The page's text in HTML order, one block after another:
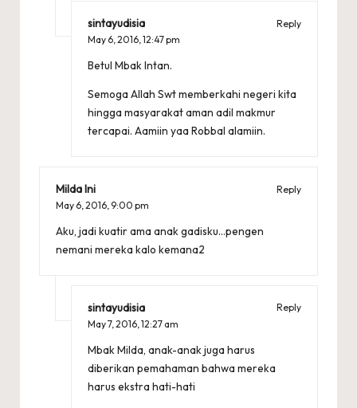
sintayudisia
Reply
May 6, 2016,12:47 pm
Betul Mbak Intan.
Semoga Allah Swt memberkahi negeri kita
hingga masyarakat aman adil makmur
tercapai. Aamiin yaa Robbal alamiin.
Milda Ini
Reply
May 6, 2016, 9:00 pm
Aku, jadi kuatir ama anak gadisku…pengen
nemani mereka kalo kemana2
sintayudisia
Reply
May 7, 2016, 12:27 am
Mbak Milda, anak-anak juga harus
diberikan pemahaman bahwa mereka
harus ekstra hati-hati